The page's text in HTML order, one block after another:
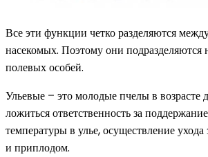
Все эти функции четко разделяются
насекомых. Поэтому они подразделяются
полевых особей.
Ульевые – это молодые пчелы в возрасте
ложиться ответственность за
температуры в улье, осуществление
и приплодом.